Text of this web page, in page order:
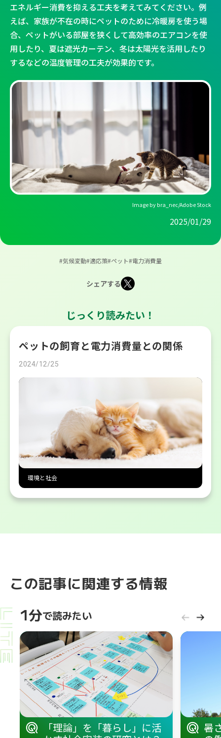
エネルギー消費を抑える工夫を考えてみてください。例
えば、家族が不在の時にペットのために冷暖房を使う場
合、ペットがいる部屋を狭くして高効率のエアコンを使
用したり、夏は遮光カーテン、冬は太陽光を活用したり
するなどの温度管理の工夫が効果的です。
Image by bra_nec/Adobe Stock
2025/01/29
#気候変動#適応策#ペット#電力消費量
シェアする
じっくり読みたい！
ペットの飼育と電力消費量との関係
2024/12/25
環境と社会
この記事に関連する情報
1分で読みたい
「理論」を「暮らし」に活
暑